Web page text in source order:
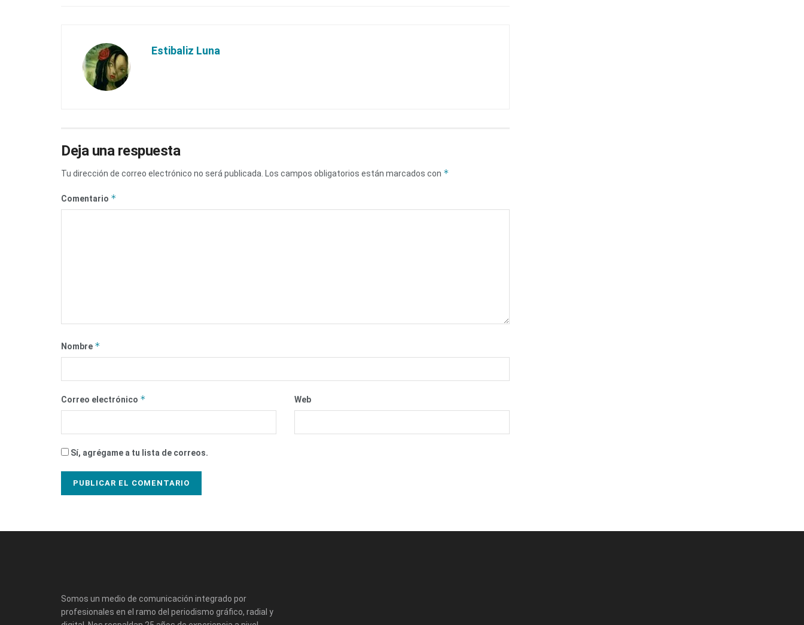
Estibaliz Luna
Deja una respuesta
Tu dirección de correo electrónico no será publicada. Los campos obligatorios están marcados con *
Comentario *
Nombre *
Correo electrónico * Web
Sí, agrégame a tu lista de correos.
Somos un medio de comunicación integrado por
profesionales en el ramo del periodismo gráfico, radial y